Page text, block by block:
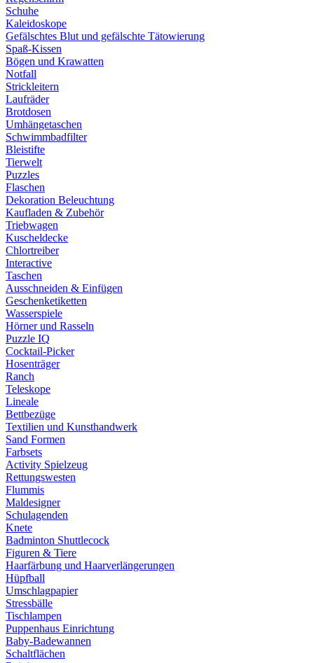
Schuhe
Kaleidoskope
Gefälschtes Blut und gefälschte Tätowierung
Spaß-Kissen
Bögen und Krawatten
Notfall
Strickleitern
Laufräder
Brotdosen
Umhängetaschen
Schwimmbadfilter
Bleistifte
Tierwelt
Puzzles
Flaschen
Dekoration Beleuchtung
Kaufladen & Zubehör
Triebwagen
Kuscheldecke
Chlortreiber
Interactive
Taschen
Ausschneiden & Einfügen
Geschenketiketten
Wasserspiele
Hörner und Rasseln
Puzzle IQ
Cocktail-Picker
Hosenträger
Ranch
Teleskope
Lineale
Bettbezüge
Textilien und Kunsthandwerk
Sand Formen
Farbsets
Activity Spielzeug
Rettungswesten
Flummis
Maldesigner
Schulagenden
Knete
Badminton Shuttlecock
Figuren & Tiere
Haarfärbung und Haarverlängerungen
Hüpfball
Umschlagpapier
Stressbälle
Tischlampen
Puppenhaus Einrichtung
Baby-Badewannen
Schaltflächen